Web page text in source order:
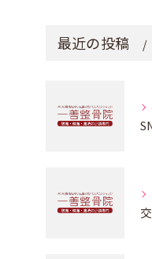
最近の投稿